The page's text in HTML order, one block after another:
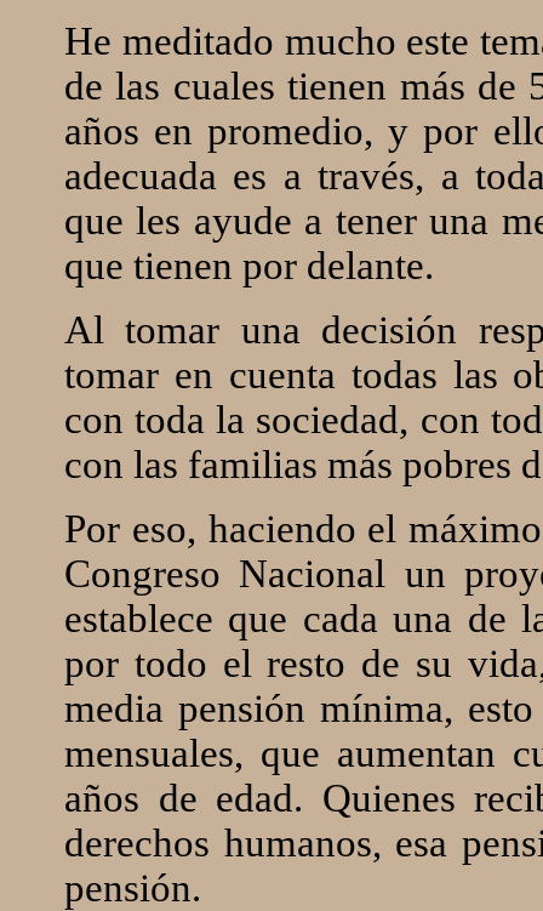
He meditado mucho este
de las cuales tienen más de
años en promedio, y por
adecuada es a través, a
que les ayude a tener una
que tienen por delante.
Al tomar una decisión
tomar en cuenta todas las
con toda la sociedad, con
con las familias más pobres
Por eso, haciendo el
Congreso Nacional un
establece que cada una de
por todo el resto de su
media pensión mínima,
mensuales, que aumentan
años de edad. Quienes
derechos humanos, esa
pensión.